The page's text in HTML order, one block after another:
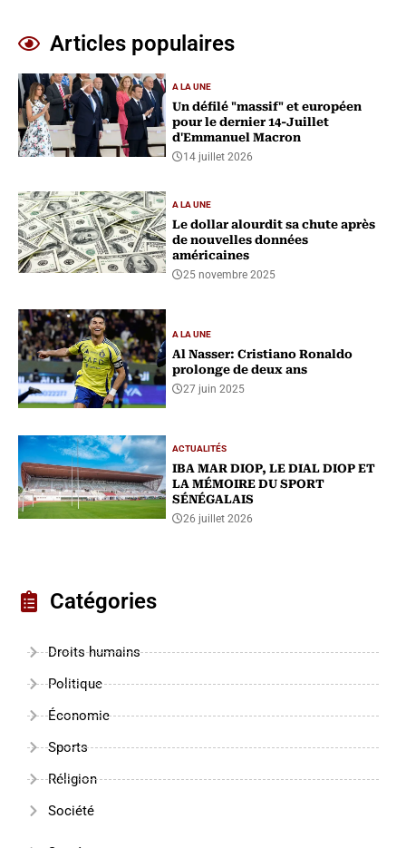
Articles populaires
A LA UNE
Un défilé "massif" et européen
pour le dernier 14-Juillet
d'Emmanuel Macron
14 juillet 2026
A LA UNE
Le dollar alourdit sa chute après
de nouvelles données
américaines
25 novembre 2025
A LA UNE
Al Nasser: Cristiano Ronaldo
prolonge de deux ans
27 juin 2025
ACTUALITÉS
IBA MAR DIOP, LE DIAL DIOP ET
LA MÉMOIRE DU SPORT
SÉNÉGALAIS
26 juillet 2026
Catégories
Droits humains
Politique
Économie
Sports
Réligion
Société